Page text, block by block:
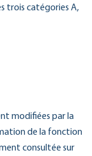
trois catégories A,
modifiées par la
de la fonction
consultée sur